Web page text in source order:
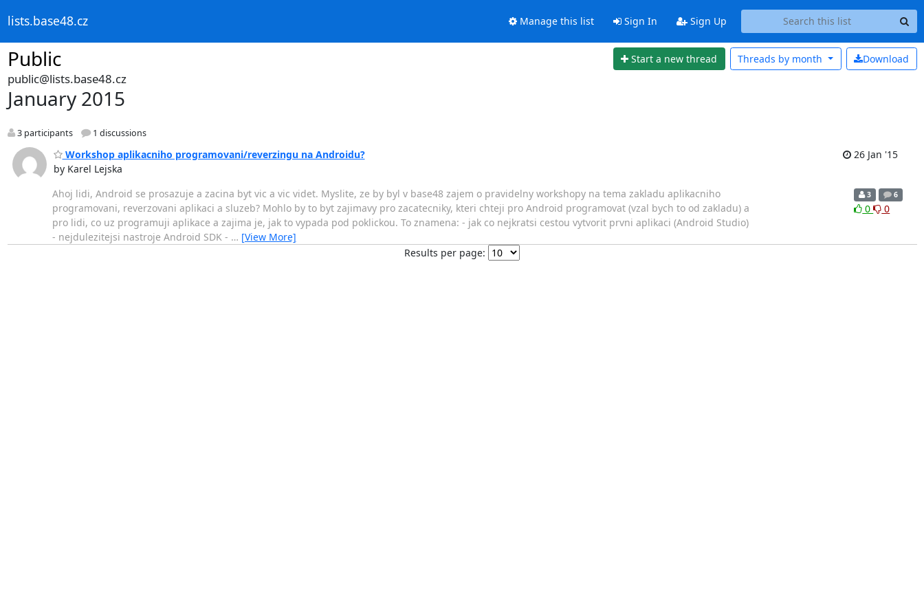
lists.base48.cz Manage this list Sign In Sign Up
Public Start a new thread Download
Threads by month
public@lists.base48.cz
January 2015
3 participants 1 discussions
Workshop aplikacniho programovani/reverzingu na Androidu?
by Karel Lejska
26 Jan '15
Ahoj lidi, Android se prosazuje a zacina byt vic a vic videt. Myslite, ze by byl v base48 zajem o pravidelny workshopy na tema zakladu aplikacniho
programovani, reverzovani aplikaci a sluzeb? Mohlo by to byt zajimavy pro zacatecniky, kteri chteji pro Android programovat (vzal bych to od zakladu) a
pro lidi, co uz programuji aplikace a zajima je, jak to vypada pod poklickou. To znamena: - jak co nejkratsi cestou vytvorit prvni aplikaci (Android Studio)
- nejdulezitejsi nastroje Android SDK - … [View More]
3 6
0 0
Results per page: